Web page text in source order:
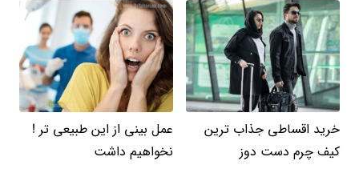
خرید اقساطی جذاب ترین
کیف چرم دست دوز
عمل بینی از این طبیعی تر !
نخواهیم داشت